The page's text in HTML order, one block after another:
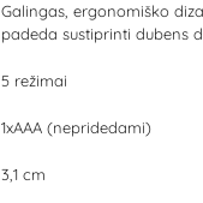
Galingas, ergonomiško
padeda sustiprinti dubens
5 režimai
1xAAA (nepridedami)
3,1 cm